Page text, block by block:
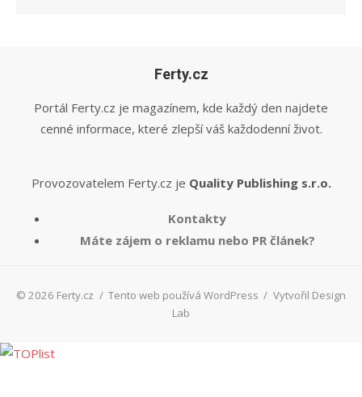
Ferty.cz
Portál Ferty.cz je magazínem, kde každý den najdete
cenné informace, které zlepší váš každodenní život.
Provozovatelem Ferty.cz je Quality Publishing s.r.o.
Kontakty
Máte zájem o reklamu nebo PR článek?
© 2026 Ferty.cz / Tento web používá WordPress / Vytvořil Design
Lab